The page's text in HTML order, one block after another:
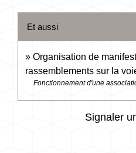
Et aussi
Organisation de
rassemblements sur la
Fonctionnement d'une
Signaler